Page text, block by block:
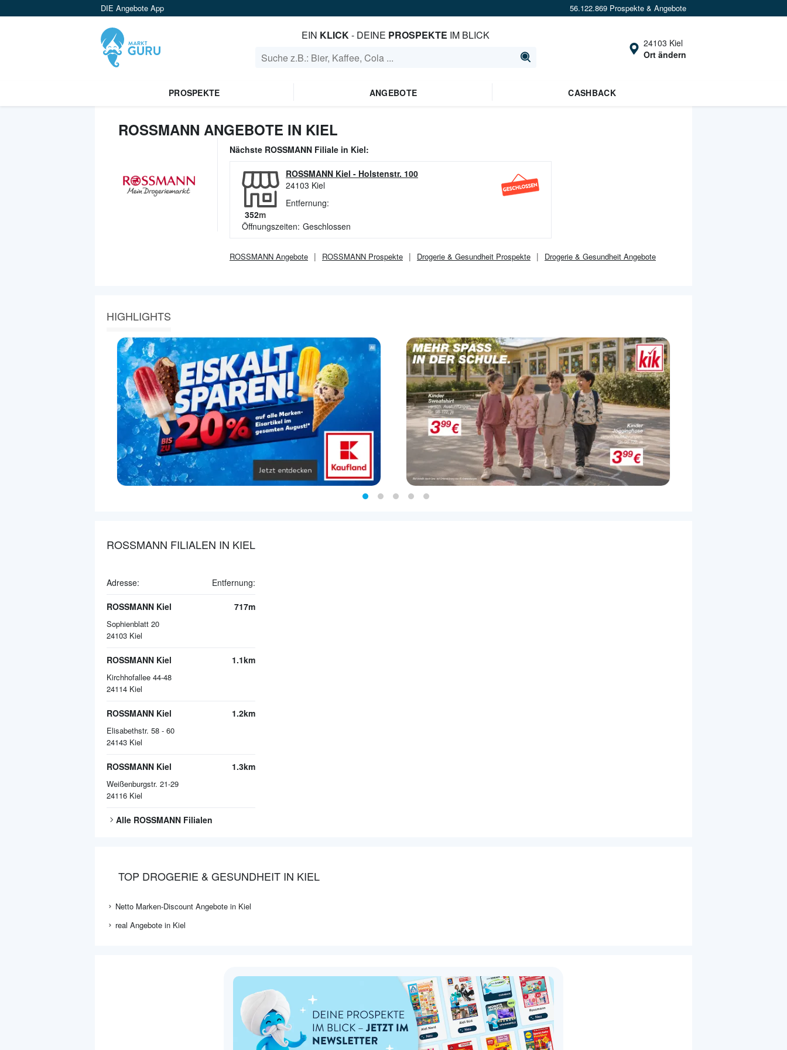
DIE Angebote App 56.122.869 Prospekte & Angebote
EIN KLICK- DEINE PROSPEKTE IM BLICK
24103 Kiel
Ort ändern
PROSPEKTE ANGEBOTE CASHBACK
ROSSMANN ANGEBOTE IN KIEL
Nächste ROSSMANN Filiale in Kiel:
ROSSMANN Kiel - Holstenstr. 100
24103 Kiel
Entfernung:
352m
Öffnungszeiten: Geschlossen
ROSSMANN Angebote ROSSMANN Prospekte Drogerie & Gesundheit Prospekte Drogerie & Gesundheit Angebote
HIGHLIGHTS
ROSSMANN FILIALEN IN KIEL
Adresse: Entfernung:
ROSSMANN Kiel
Sophienblatt 20
24103 Kiel
717m
ROSSMANN Kiel
Kirchhofallee 44-48
24114 Kiel
1.1km
ROSSMANN Kiel
Elisabethstr. 58 - 60
24143 Kiel
1.2km
ROSSMANN Kiel
Weißenburgstr. 21-29
24116 Kiel
1.3km
Alle ROSSMANN Filialen
TOP DROGERIE & GESUNDHEIT IN KIEL
Netto Marken-Discount Angebote in Kiel
real Angebote in Kiel